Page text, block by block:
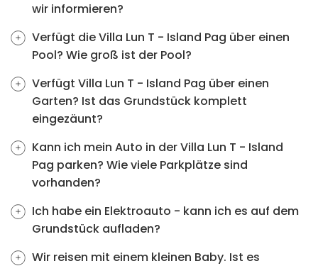
wir informieren?
Verfügt die Villa Lun T - Island Pag über einen
Pool? Wie groß ist der Pool?
Verfügt Villa Lun T - Island Pag über einen
Garten? Ist das Grundstück komplett
eingezäunt?
Kann ich mein Auto in der Villa Lun T - Island
Pag parken? Wie viele Parkplätze sind
vorhanden?
Ich habe ein Elektroauto - kann ich es auf dem
Grundstück aufladen?
Wir reisen mit einem kleinen Baby. Ist es